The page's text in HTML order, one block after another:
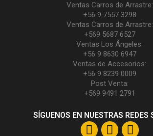
Ventas Carros de Arrastre:
+56 9 7557 3298
Ventas Carros de Arrastre:
+569 5687 6527
Ventas Los Ángeles:
+56 9 8630 6947
Ventas de Accesorios:
+56 9 8239 0009
Post Venta:
+569 9491 2791
SÍGUENOS EN NUESTRAS REDES